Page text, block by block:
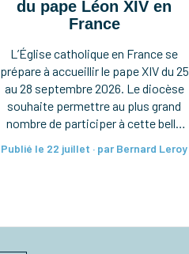
du pape Léon XIV en
France
L’Église catholique en France se
prépare à accueillir le pape XIV du 25
au 28 septembre 2026. Le diocèse
souhaite permettre au plus grand
nombre de participer à cette belle
mieux notre organisation
participer par une pré-inscription.
Publié le 22 juillet · par Bernard Leroy